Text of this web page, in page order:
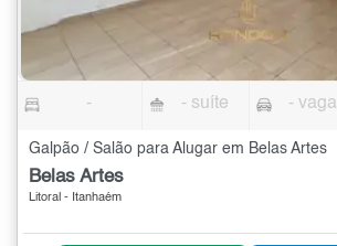
- - suíte - vaga
Galpão / Salão para Alugar em Belas Artes
Belas Artes
Litoral - Itanhaém